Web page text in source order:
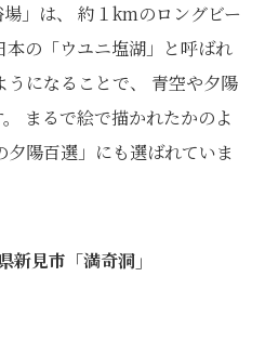
」は、 約１kmのロングビー
の「ウユニ塩湖」と呼ばれ
になることで、 青空や夕陽
まるで絵で描かれたかのよ
夕陽百選」にも選ばれていま
見市「満奇洞」